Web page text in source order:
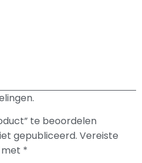
te beoordelen
gepubliceerd. Vereiste
*